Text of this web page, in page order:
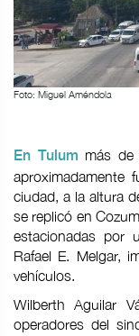
Foto: Miguel Améndola
En Tulum más
aproximadamente
ciudad, a la altura
se replicó en
estacionadas por
Rafael E. Melgar,
vehículos.
Wilberth Aguilar
operadores del